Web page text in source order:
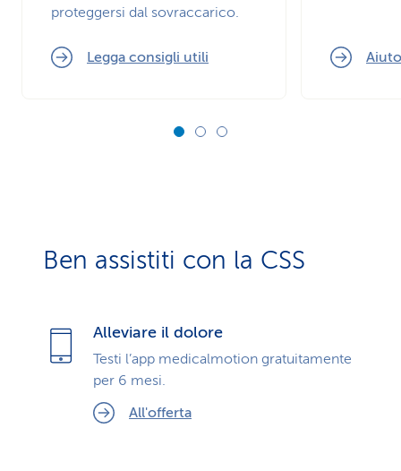
proteggersi dal sovraccarico.
Legga consigli utili
Ben assistiti con la CSS
Alleviare il dolore
Testi l’app medicalmotion gratuitamente
per 6 mesi.
All'offerta